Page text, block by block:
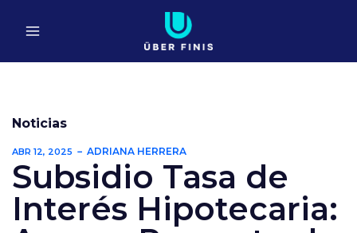
Noticias
ABR 12, 2025 ADRIANA HERRERA
Subsidio Tasa de
Interés Hipotecaria: